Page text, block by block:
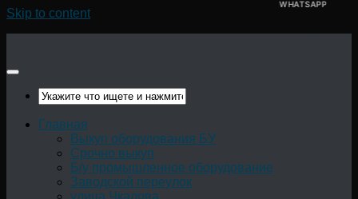
Skip to content
Главная
Выкуп оборудования БУ
Срочно выкуп
Б/у промышленное оборудование
Заводской переулок
улица Чкалова
WHATSAPP